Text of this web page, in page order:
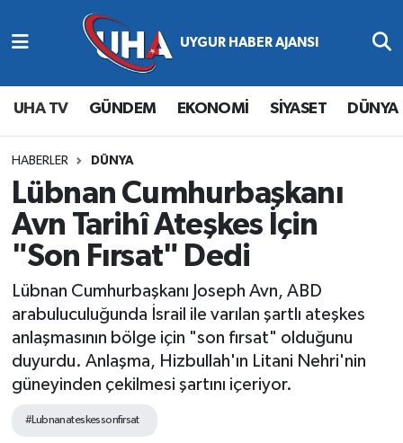
UHA TV GÜNDEM EKONOMİ SİYASET DÜNYA
HABERLER DÜNYA
Lübnan Cumhurbaşkanı
Avn Tarihî Ateşkes İçin
"Son Fırsat" Dedi
Lübnan Cumhurbaşkanı Joseph Avn, ABD
arabuluculuğunda İsrail ile varılan şartlı ateşkes
anlaşmasının bölge için "son fırsat" olduğunu
duyurdu. Anlaşma, Hizbullah'ın Litani Nehri'nin
güneyinden çekilmesi şartını içeriyor.
#Lubnanateskessonfirsat
Abone Ol
Gündem
Ekonomi
Magazin
Siyaset
Spor
Yaşam
Nöbetçi Eczaneler
Hava Durumu
Namaz Vakitleri
Trafik Durumu
Süper Lig Puan Durumu ve Fikstür
Tüm Manşetler
Son Dakika Haberleri
Haber Arşivi